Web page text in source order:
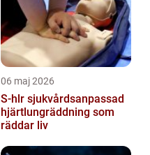
06 maj 2026
S-hlr sjukvårdsanpassad
hjärtlungräddning som
räddar liv